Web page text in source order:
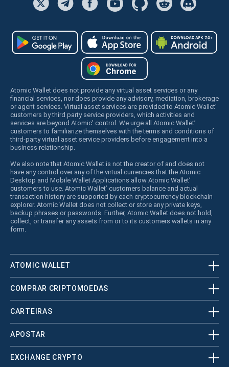
Atomic Wallet does not provide any virtual asset services or any
financial services, nor does provide any advisory, mediation, brokerage
or agent services. Virtual asset services are provided to Atomic Wallet’
customers by third party service providers, which activities and
services are beyond Atomic’ control. We urge all Atomic Wallet’
customers to familiarize themselves with the terms and conditions of
third-party virtual asset service providers before engagement into a
business relationship.
We also note that Atomic Wallet is not the creator of and does not
have any control over any of the virtual currencies that the Atomic
Desktop and Mobile Wallet Applications allow Atomic Wallet’
customers to use. Atomic Wallet’ customers balance and actual
transaction history are supported by each cryptocurrency blockchain
explorer. Atomic Wallet does not collect or store any private keys,
backup phrases or passwords. Further, Atomic Wallet does not hold,
collect, or transfer any assets from or to its customers wallets in any
form.
ATOMIC WALLET
COMPRAR CRIPTOMOEDAS
CARTEIRAS
APOSTAR
EXCHANGE CRYPTO